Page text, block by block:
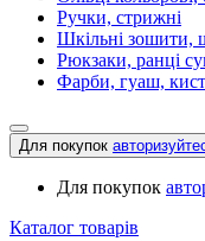
Ручки, стрижні
Шкільні зошити,
Рюкзаки, ранці
Фарби, гуаш,
Для покупок
Для покупок
Каталог товарів